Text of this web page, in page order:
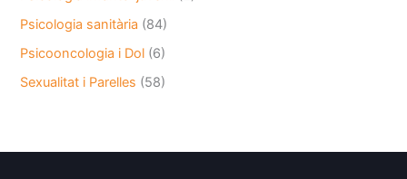
Psicologia sanitària (84)
Psicooncologia i Dol (6)
Sexualitat i Parelles (58)